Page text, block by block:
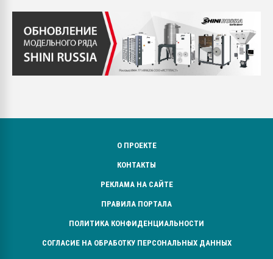
О ПРОЕКТЕ
КОНТАКТЫ
РЕКЛАМА НА САЙТЕ
ПРАВИЛА ПОРТАЛА
ПОЛИТИКА КОНФИДЕНЦИАЛЬНОСТИ
СОГЛАСИЕ НА ОБРАБОТКУ ПЕРСОНАЛЬНЫХ ДАННЫХ